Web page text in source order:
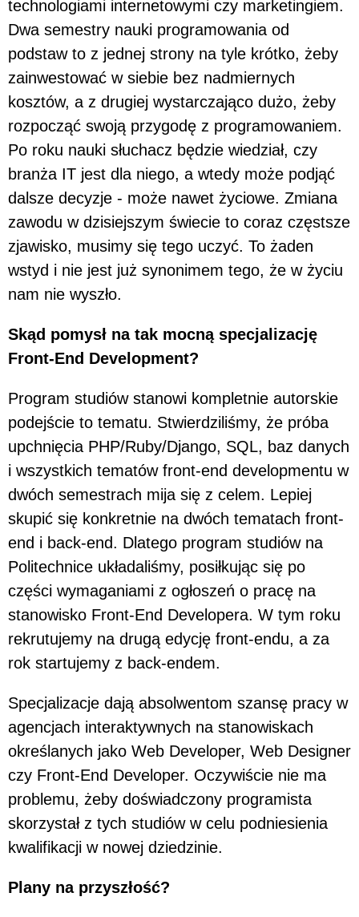
technologiami internetowymi czy marketingiem.
Dwa semestry nauki programowania od
podstaw to z jednej strony na tyle krótko, żeby
zainwestować w siebie bez nadmiernych
kosztów, a z drugiej wystarczająco dużo, żeby
rozpocząć swoją przygodę z programowaniem.
Po roku nauki słuchacz będzie wiedział, czy
branża IT jest dla niego, a wtedy może podjąć
dalsze decyzje - może nawet życiowe. Zmiana
zawodu w dzisiejszym świecie to coraz częstsze
zjawisko, musimy się tego uczyć. To żaden
wstyd i nie jest już synonimem tego, że w życiu
nam nie wyszło.
Skąd pomysł na tak mocną specjalizację
Front-End Development?
Program studiów stanowi kompletnie autorskie
podejście to tematu. Stwierdziliśmy, że próba
upchnięcia PHP/Ruby/Django, SQL, baz danych
i wszystkich tematów front-end developmentu w
dwóch semestrach mija się z celem. Lepiej
skupić się konkretnie na dwóch tematach front-
end i back-end. Dlatego program studiów na
Politechnice układaliśmy, posiłkując się po
części wymaganiami z ogłoszeń o pracę na
stanowisko Front-End Developera. W tym roku
rekrutujemy na drugą edycję front-endu, a za
rok startujemy z back-endem.
Specjalizacje dają absolwentom szansę pracy w
agencjach interaktywnych na stanowiskach
określanych jako Web Developer, Web Designer
czy Front-End Developer. Oczywiście nie ma
problemu, żeby doświadczony programista
skorzystał z tych studiów w celu podniesienia
kwalifikacji w nowej dziedzinie.
Plany na przyszłość?